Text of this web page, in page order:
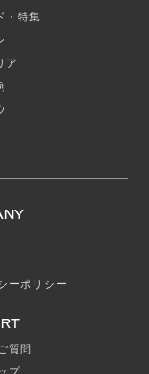
・特集
ア
ーポリシー
質問
プ